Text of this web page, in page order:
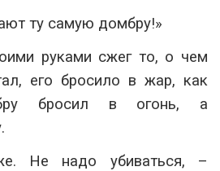
ту самую домбру!»
руками сжег то, о чем
его бросило в жар, как
бросил в огонь, а
Не надо убиваться, –